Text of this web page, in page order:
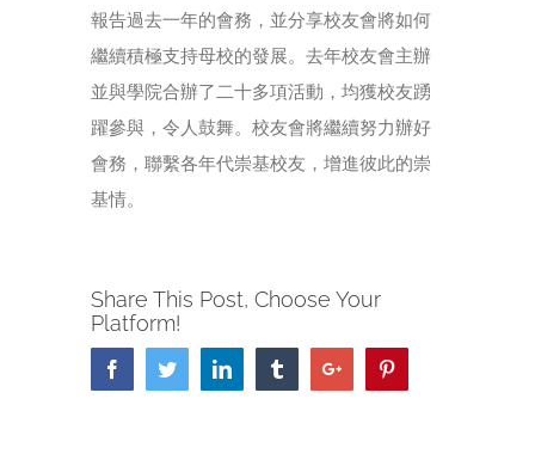
報告過去一年的會務，並分享校友會將如何
繼續積極支持母校的發展。去年校友會主辦
並與學院合辦了二十多項活動，均獲校友踴
躍參與，令人鼓舞。校友會將繼續努力辦好
會務，聯繫各年代崇基校友，增進彼此的崇
基情。
Share This Post, Choose Your
Platform!
FacebookTwitterLinkedin TumblrGoogle+